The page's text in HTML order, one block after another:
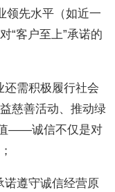
领先水平（如近一
“客户至上”承诺的
还需积极履行社会
慈善活动、推动绿
值——诚信不仅是对
诺遵守诚信经营原